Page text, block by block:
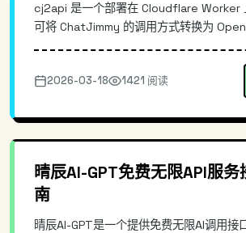
cj2api 是一个部署在 Cloudflare Worker
可将 ChatJimmy 的调用方式转换为
证。通过统一的 /v1/chat/completions
让现有的 OpenAI SDK、代理层与应用无
2026-03-18 1421 阅读
晴辰AI-GPT免费无限API服
南
晴辰AI-GPT是一个提供免费无限AI调用接